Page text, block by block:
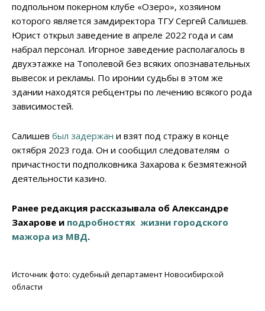
подпольном покерном клубе «Озеро», хозяином
которого является замдиректора ТГУ Сергей Салишев.
Юрист открыл заведение в апреле 2022 года и сам
набрал персонал. Игорное заведение располагалось в
двухэтажке на Тополевой без всяких опознавательных
вывесок и рекламы. По иронии судьбы в этом же
здании находятся ребцентры по лечению всякого рода
зависимостей.
Салишев был задержан и взят под стражу в конце
октября 2023 года. Он и сообщил следователям о
причастности подполковника Захарова к безмятежной
деятельности казино.
Ранее редакция рассказывала об Александре
Захарове и подробностях жизни городского
мажора из МВД.
Источник фото: судебный департамент Новосибирской
области